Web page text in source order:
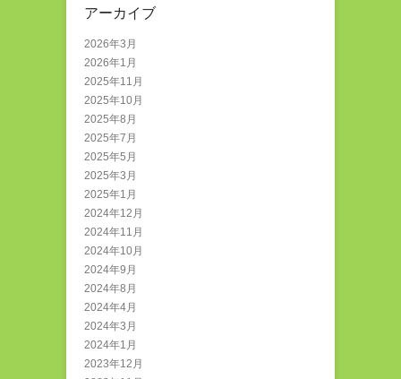
アーカイブ
2026年3月
2026年1月
2025年11月
2025年10月
2025年8月
2025年7月
2025年5月
2025年3月
2025年1月
2024年12月
2024年11月
2024年10月
2024年9月
2024年8月
2024年4月
2024年3月
2024年1月
2023年12月